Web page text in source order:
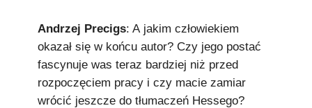
Andrzej Precigs: A jakim człowiekiem
okazał się w końcu autor? Czy jego postać
fascynuje was teraz bardziej niż przed
rozpoczęciem pracy i czy macie zamiar
wrócić jeszcze do tłumaczeń Hessego?